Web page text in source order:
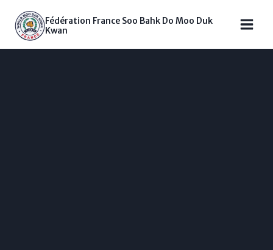
Fédération France Soo Bahk Do Moo Duk
Kwan